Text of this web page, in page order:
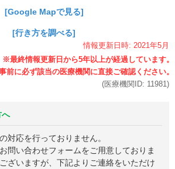
[Google Mapで見る]
[行き方を調べる]
情報更新日時: 2021年5月
(医療機関ID: 11981)
へ
対応を行っておりません。
問い合わせフォームをご用意しておりま
ざいますが、下記よりご連絡をいただけ